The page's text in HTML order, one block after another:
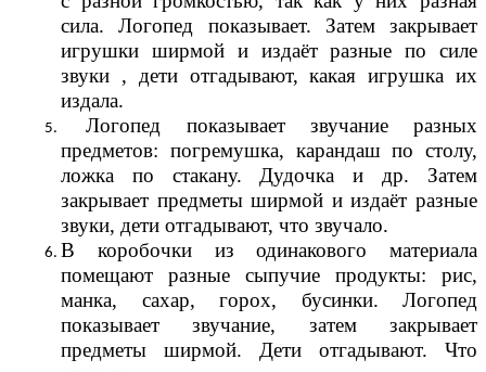
сила. Логопед показывает. Затем закрывает
игрушки ширмой и издаёт разные по силе
звуки , дети отгадывают, какая игрушка их
издала.
Логопед показывает звучание разных
предметов: погремушка, карандаш по столу,
ложка по стакану. Дудочка и др. Затем
закрывает предметы ширмой и издаёт разные
звуки, дети отгадывают, что звучало.
В коробочки из одинакового материала
помещают разные сыпучие продукты: рис,
манка, сахар, горох, бусинки. Логопед
показывает звучание, затем закрывает
предметы ширмой. Дети отгадывают. Что